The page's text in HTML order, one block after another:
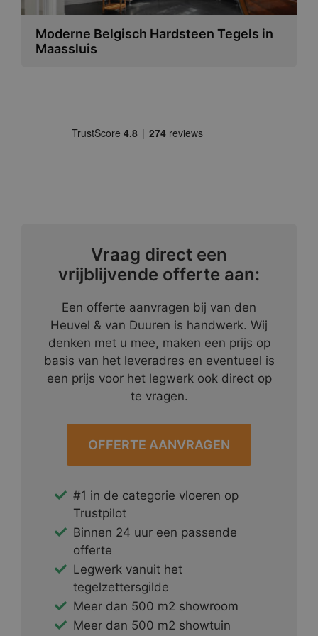
Moderne Belgisch Hardsteen Tegels in
Maassluis
Vraag direct een
vrijblijvende offerte aan:
Een offerte aanvragen bij van den
Heuvel & van Duuren is handwerk. Wij
denken met u mee, maken een prijs op
basis van het leveradres en eventueel is
een prijs voor het legwerk ook direct op
te vragen.
OFFERTE AANVRAGEN
#1 in de categorie vloeren op
Trustpilot
Binnen 24 uur een passende
offerte
Legwerk vanuit het
tegelzettersgilde
Meer dan 500 m2 showroom
Meer dan 500 m2 showtuin